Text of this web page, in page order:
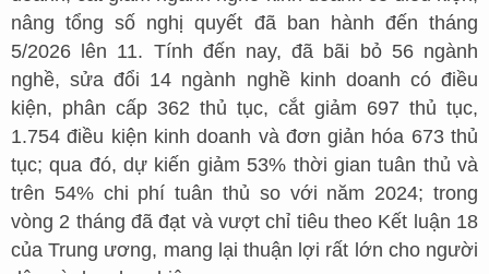
nâng tổng số nghị quyết đã ban hành đến tháng
5/2026 lên 11. Tính đến nay, đã bãi bỏ 56 ngành
nghề, sửa đổi 14 ngành nghề kinh doanh có điều
kiện, phân cấp 362 thủ tục, cắt giảm 697 thủ tục,
1.754 điều kiện kinh doanh và đơn giản hóa 673 thủ
tục; qua đó, dự kiến giảm 53% thời gian tuân thủ và
trên 54% chi phí tuân thủ so với năm 2024; trong
vòng 2 tháng đã đạt và vượt chỉ tiêu theo Kết luận 18
của Trung ương, mang lại thuận lợi rất lớn cho người